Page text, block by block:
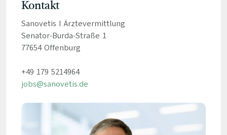
Kontakt
Sanovetis I Ärztevermittlung
Senator-Burda-Straße 1
77654 Offenburg
+49 179 5214964
jobs@sanovetis.de